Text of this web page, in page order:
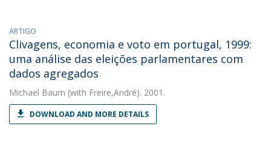
ARTIGO
Clivagens, economia e voto em portugal, 1999:
uma análise das eleições parlamentares com
dados agregados
Michael Baum (with Freire,André). 2001.
DOWNLOAD AND MORE DETAILS